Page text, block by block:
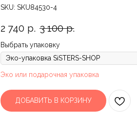
SKU: SKU84530-4
2 740 р. 3 100 р.
Выбрать упаковку
Эко или подарочная упаковка
ДОБАВИТЬ В КОРЗИНУ